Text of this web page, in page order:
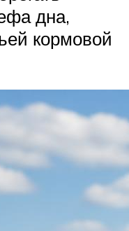
дна,
кормовой